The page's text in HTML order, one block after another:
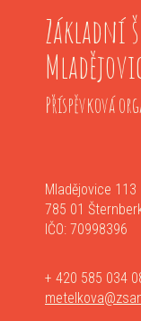
Základní
Příspěvková
Mladějovice 113
785 01
IČO: 70998396
+ 420 585 034